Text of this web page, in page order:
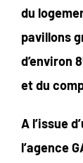
du
pavillons
d’environ
et du
A l’issue
l’agence